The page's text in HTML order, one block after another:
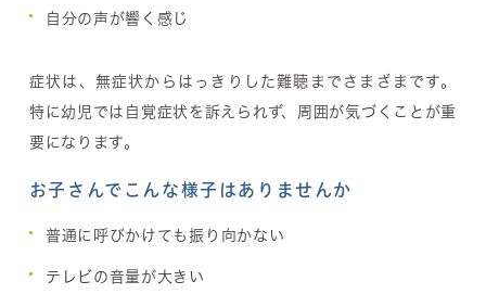
自分の声が響く感じ
症状は、無症状からはっきりした難聴までさまざまです。
特に幼児では自覚症状を訴えられず、周囲が気づくことが重
要になります。
お子さんでこんな様子はありませんか
普通に呼びかけても振り向かない
テレビの音量が大きい